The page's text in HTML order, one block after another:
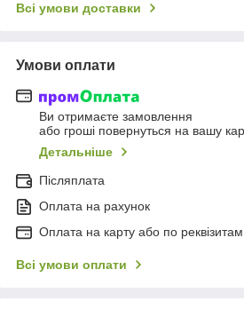
Всі умови доставки
Умови оплати
Ви отримаєте замовлення
або гроші повернуться на вашу
Детальніше
Післяплата
Оплата на рахунок
Оплата на карту або по реквізитам
Всі умови оплати